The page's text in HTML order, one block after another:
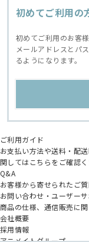
初めてご利用の
初めてご利用のお客
メールアドレスとパ
るようになります。
ご利用ガイド
お支払い方法や送料・配
関してはこちらをご確認く
Q&A
お客様から寄せられたご
お問い合わせ・ユーザー
商品の仕様、通信販売に
会社概要
採用情報